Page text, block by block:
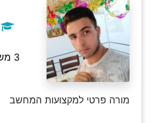
3 משובים
מורה פרטי למקצועות המחשב